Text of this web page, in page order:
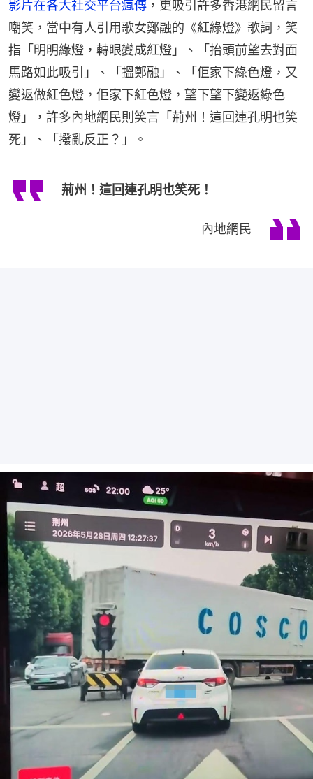
影片在各大社交平台瘋傳 ，更吸引許多香港網民留言
嘲笑，當中有人引用歌女鄭融的《紅綠燈》歌詞，笑
指「明明綠燈，轉眼變成紅燈」、「抬頭前望去對面
馬路如此吸引」、「搵鄭融」、「佢家下綠色燈，又
變返做紅色燈，佢家下紅色燈，望下望下變返綠色
燈」，許多內地網民則笑言「荊州！這回連孔明也笑
死」、「撥亂反正？」。
荊州！這回連孔明也笑死！
內地網民